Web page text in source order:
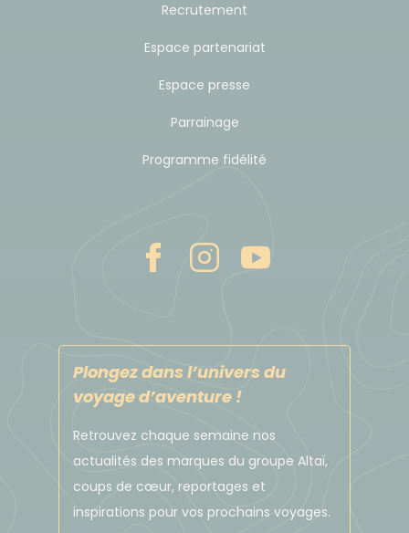
Recrutement
Espace partenariat
Espace presse
Parrainage
Programme fidélité
Plongez dans l’univers du
voyage d’aventure !
Retrouvez chaque semaine nos
actualités des marques du groupe Altaï,
coups de cœur, reportages et
inspirations pour vos prochains voyages.